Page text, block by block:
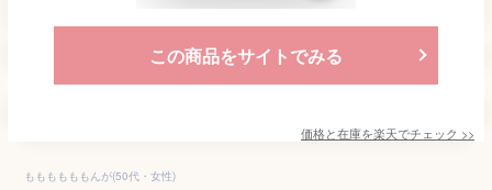
この商品をサイトでみる
価格と在庫を楽天でチェック >>
ももももももんが(50代・女性)